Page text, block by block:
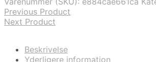
Previous Product
Next Product
Beskrivelse
Yderligere information